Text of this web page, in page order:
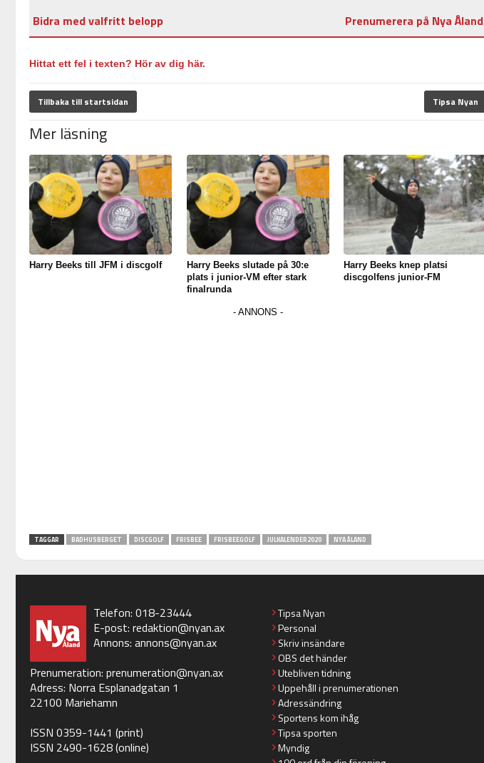
Bidra med valfritt belopp
Prenumerera på Nya Åland
Hittat ett fel i texten? Hör av dig här.
Tillbaka till startsidan Tipsa Nyan
Mer läsning
Harry Beeks till JFM i discgolf
Harry Beeks slutade på 30:e
plats i junior-VM efter stark
finalrunda
Harry Beeks knep platsi
discgolfens junior-FM
TAGGAR BADHUSBERGET DISCGOLF FRISBEE FRISBEEGOLF JULKALENDER2020 NYA ÅLAND
Telefon: 018-23444
E-post: redaktion@nyan.ax
Annons: annons@nyan.ax
Prenumeration: prenumeration@nyan.ax
Adress: Norra Esplanadgatan 1
22100 Mariehamn
ISSN 0359-1441 (print)
ISSN 2490-1628 (online)
Tipsa Nyan
Personal
Skriv insändare
OBS det händer
Utebliven tidning
Uppehåll i prenumerationen
Adressändring
Sportens kom ihåg
Tipsa sporten
Myndig